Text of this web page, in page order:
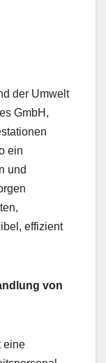
der Umwelt
GmbH,
ein
und
effizient
von
eine